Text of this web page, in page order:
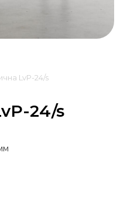
LvP-24/s
24/s